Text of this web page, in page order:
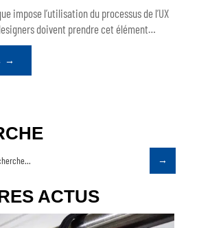
impose l’utilisation du processus de l’UX
doivent prendre cet élément…
ACTUS